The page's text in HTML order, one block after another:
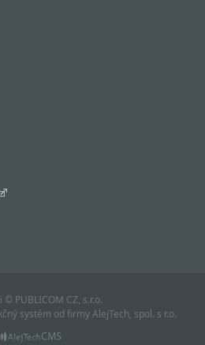
© PUBLICOM CZ, s.r.o.
systém od firmyAlejTech, spol. s r.o.